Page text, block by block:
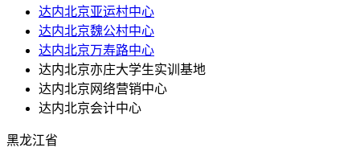
达内北京亚运村中心
达内北京魏公村中心
达内北京万寿路中心
达内北京亦庄大学生实训基地
达内北京网络营销中心
达内北京会计中心
黑龙江省